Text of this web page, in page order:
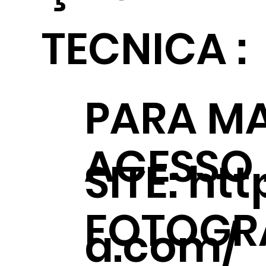
PARA
SITE:
a.com/
TECNICA :